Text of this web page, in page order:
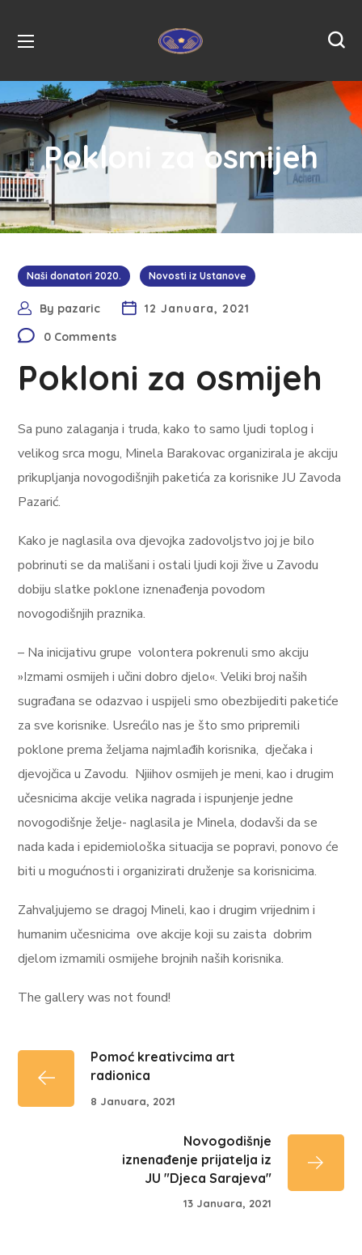
Pokloni za osmijeh
Naši donatori 2020. Novosti iz Ustanove
By pazaric
12 Januara, 2021
0 Comments
Pokloni za osmijeh
Sa puno zalaganja i truda, kako to samo ljudi toplog i
velikog srca mogu, Minela Barakovac organizirala je akciju
prikupljanja novogodišnjih paketića za korisnike JU Zavoda
Pazarić.
Kako je naglasila ova djevojka zadovoljstvo joj je bilo
pobrinuti se da mališani i ostali ljudi koji žive u Zavodu
dobiju slatke poklone iznenađenja povodom
novogodišnjih praznika.
– Na inicijativu grupe volontera pokrenuli smo akciju
»Izmami osmijeh i učini dobro djelo«. Veliki broj naših
sugrađana se odazvao i uspijeli smo obezbijediti paketiće
za sve korisnike. Usrećilo nas je što smo pripremili
poklone prema željama najmlađih korisnika, dječaka i
djevojčica u Zavodu. Njiihov osmijeh je meni, kao i drugim
učesnicima akcije velika nagrada i ispunjenje jedne
novogodišnje želje- naglasila je Minela, dodavši da se
nada kada i epidemiološka situacija se popravi, ponovo će
biti u mogućnosti i organizirati druženje sa korisnicima.
Zahvaljujemo se dragoj Mineli, kao i drugim vrijednim i
humanim učesnicima ove akcije koji su zaista dobrim
djelom izmamili osmijehe brojnih naših korisnika.
The gallery was not found!
Pomoć kreativcima art
radionica
8 Januara, 2021
Novogodišnje
iznenađenje prijatelja iz
JU "Djeca Sarajeva"
13 Januara, 2021